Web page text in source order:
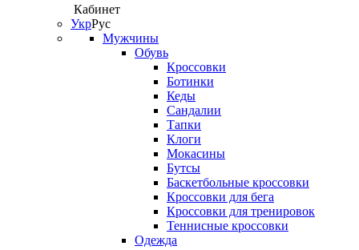
Кабинет
УкрРус
Мужчины
Обувь
Кроссовки
Ботинки
Кеды
Сандалии
Тапки
Клоги
Мокасины
Бутсы
Баскетбольные кроссовки
Кроссовки для бега
Кроссовки для тренировок
Теннисные кроссовки
Одежда